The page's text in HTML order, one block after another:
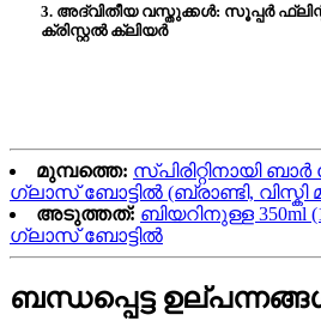
3. അദ്വിതീയ വസ്തുക്കൾ: സൂപ്പർ
ക്രിസ്റ്റൽ ക്ലിയർ
മുമ്പത്തെ: സ്പിരിറ്റിനായി ബാർ
ഗ്ലാസ് ബോട്ടിൽ (ബ്രാണ്ടി,
അടുത്തത്: ബിയറിനുള്ള 350ml
ഗ്ലാസ് ബോട്ടിൽ
ബന്ധപ്പെട്ട